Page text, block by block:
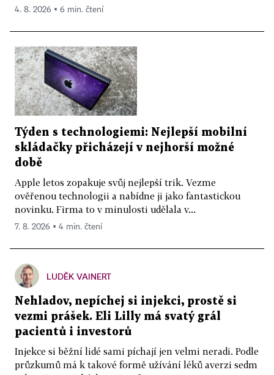
4. 8. 2026 ▪ 6 min. čtení
Týden s technologiemi: Nejlepší mobilní
skládačky přicházejí v nejhorší možné
době
Apple letos zopakuje svůj nejlepší trik. Vezme
ověřenou technologii a nabídne ji jako fantastickou
novinku. Firma to v minulosti udělala v...
7. 8. 2026 ▪ 4 min. čtení
LUDĚK VAINERT
Nehladov, nepíchej si injekci, prostě si
vezmi prášek. Eli Lilly má svatý grál
pacientů i investorů
Injekce si běžní lidé sami píchají jen velmi neradi. Podle
průzkumů má k takové formě užívání léků averzi sedm